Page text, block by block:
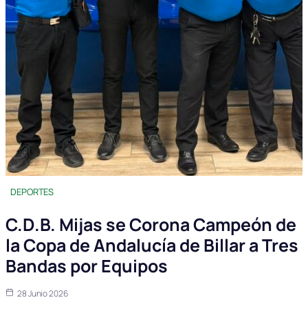
DEPORTES
C.D.B. Mijas se Corona Campeón de
la Copa de Andalucía de Billar a Tres
Bandas por Equipos
28 Junio 2026